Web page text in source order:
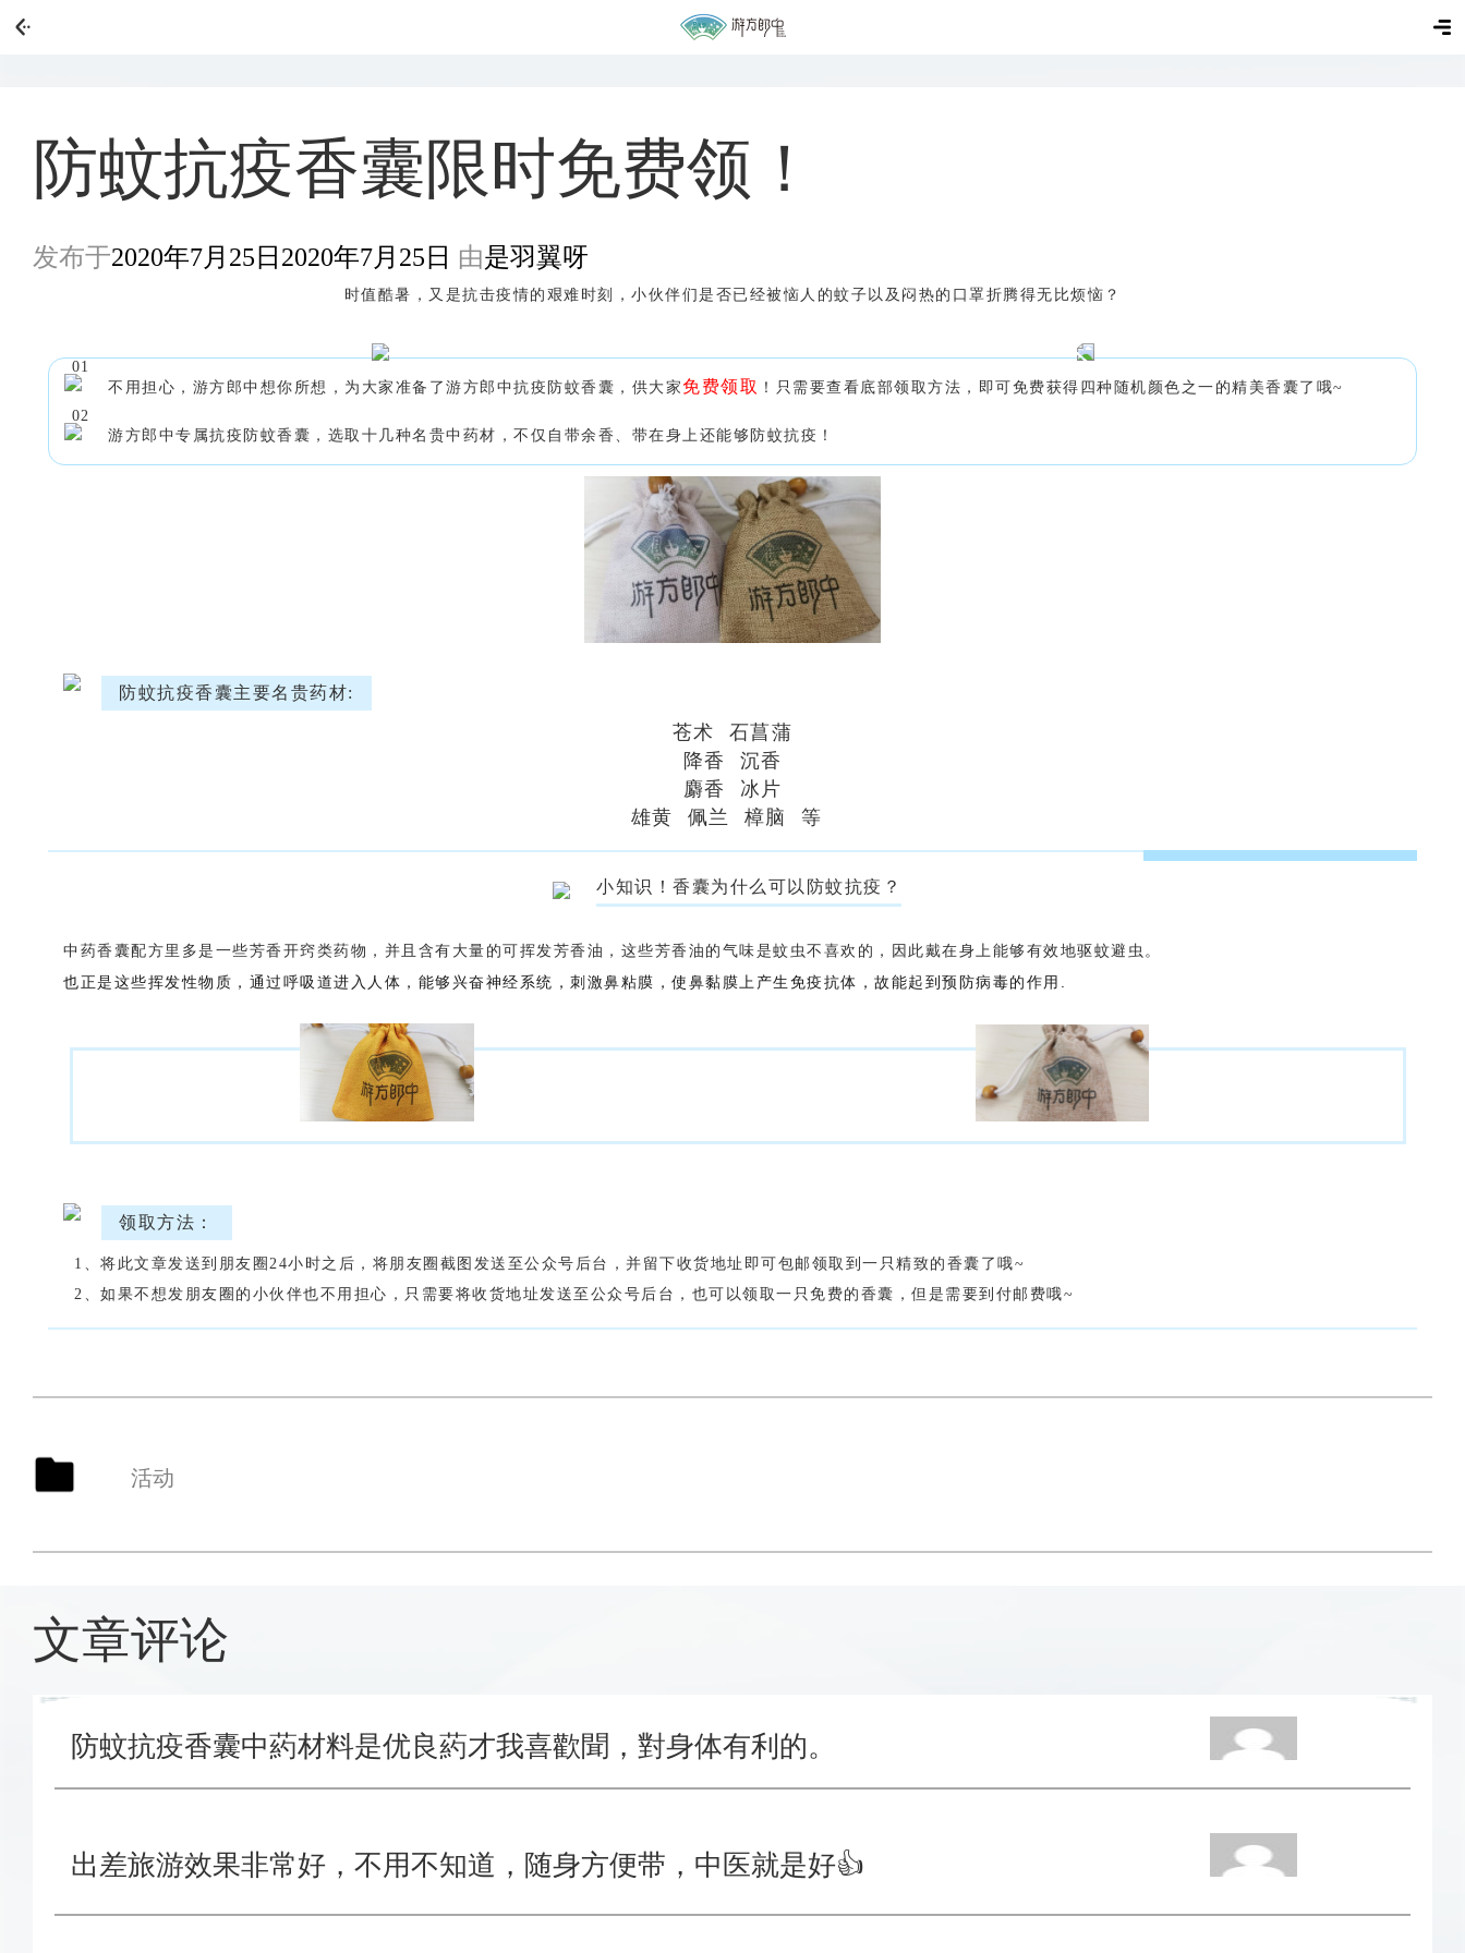
防蚊抗疫香囊限时免费领！
发布于2020年7月25日 2020年7月25日 由是羽翼呀
时值酷暑，又是抗击疫情的艰难时刻，小伙伴们是否已经被恼人的蚊子以及闷热的口罩折腾得无比烦恼？
01
不用担心，游方郎中想你所想，为大家准备了游方郎中抗疫防蚊香囊，供大家 免费领取 ！只需要查看底部领取方法，即可免费获得四种随机颜色之一的精美香囊了哦~
02
游方郎中专属抗疫防蚊香囊，选取十几种名贵中药材，不仅自带余香、带在身上还能够防蚊抗疫！
防蚊抗疫香囊主要名贵药材:
苍术 石菖蒲
降香 沉香
麝香 冰片
雄黄 佩兰 樟脑 等
小知识！香囊为什么可以防蚊抗疫？
中药香囊配方里多是一些芳香开窍类药物，并且含有大量的可挥发芳香油，这些芳香油的气味是蚊虫不喜欢的，因此戴在身上能够有效地驱蚊避虫。
也正是这些挥发性物质，通过呼吸道进入人体，能够兴奋神经系统，刺激鼻粘膜，使鼻黏膜上产生免疫抗体，故能起到预防病毒的作用.
领取方法：
1、将此文章发送到朋友圈24小时之后，将朋友圈截图发送至公众号后台，并留下收货地址即可包邮领取到一只精致的香囊了哦~
2、如果不想发朋友圈的小伙伴也不用担心，只需要将收货地址发送至公众号后台，也可以领取一只免费的香囊，但是需要到付邮费哦~
活动
文章评论
防蚊抗疫香囊中葯材料是优良葯才我喜歡聞，對身体有利的。
出差旅游效果非常好，不用不知道，随身方便带，中医就是好👍